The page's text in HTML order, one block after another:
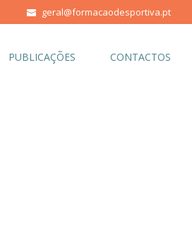
geral@formacaodesportiva.pt
PUBLICAÇÕES CONTACTOS